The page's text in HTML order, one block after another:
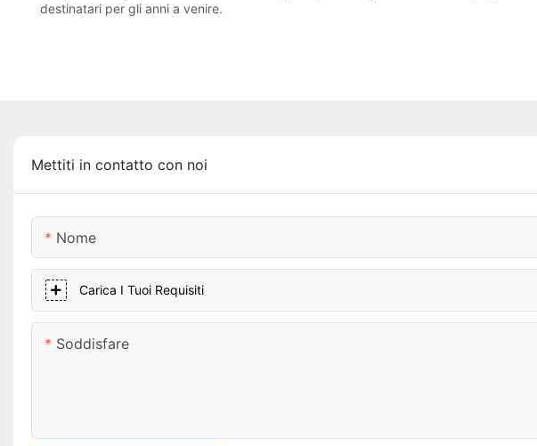
destinatari per gli anni a venire.
Mettiti in contatto con noi
Nome
Carica I Tuoi Requisiti
Soddisfare